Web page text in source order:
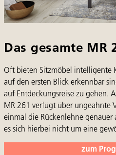
Das gesamte MR
Oft bieten Sitzmöbel
auf den ersten Blick erkennbar
auf Entdeckungsreise zu gehen.
MR 261 verfügt über ungeahnte
einmal die Rückenlehne
es sich hierbei nicht um eine
zum